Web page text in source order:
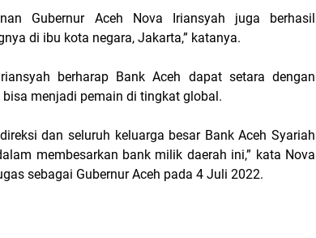
Gubernur Aceh Nova Iriansyah juga berhasil
di ibu kota negara, Jakarta,” katanya.
berharap Bank Aceh dapat setara dengan
menjadi pemain di tingkat global.
dan seluruh keluarga besar Bank Aceh Syariah
membesarkan bank milik daerah ini,” kata Nova
sebagai Gubernur Aceh pada 4 Juli 2022.